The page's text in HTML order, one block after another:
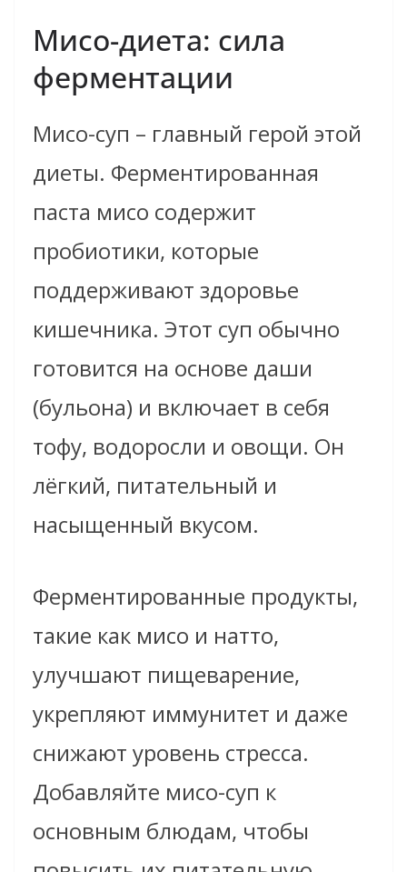
Мисо-диета: сила
ферментации
Мисо-суп – главный герой этой
диеты. Ферментированная
паста мисо содержит
пробиотики, которые
поддерживают здоровье
кишечника. Этот суп обычно
готовится на основе даши
(бульона) и включает в себя
тофу, водоросли и овощи. Он
лёгкий, питательный и
насыщенный вкусом.
Ферментированные продукты,
такие как мисо и натто,
улучшают пищеварение,
укрепляют иммунитет и даже
снижают уровень стресса.
Добавляйте мисо-суп к
основным блюдам, чтобы